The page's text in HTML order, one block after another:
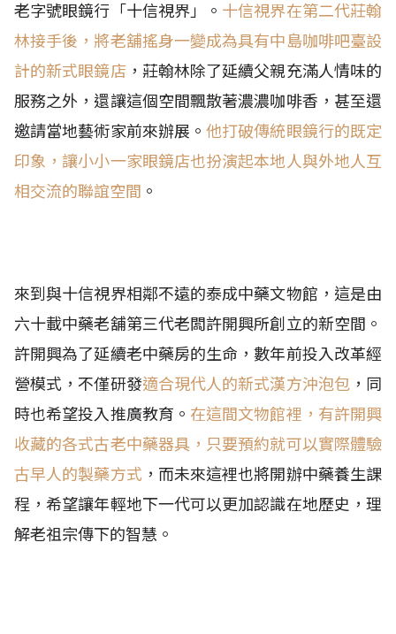
老字號眼鏡行「十信視界」。 十信視界在第二代莊翰
林接手後，將老舖搖身一變成為具有中島咖啡吧臺設
計的新式眼鏡店，莊翰林除了延續父親充滿人情味的
服務之外，還讓這個空間飄散著濃濃咖啡香，甚至還
邀請當地藝術家前來辦展。他打破傳統眼鏡行的既定
印象，讓小小一家眼鏡店也扮演起本地人與外地人互
相交流的聯誼空間 。
來到與十信視界相鄰不遠的泰成中藥文物館，這是由
六十載中藥老舖第三代老闆許開興所創立的新空間。
許開興為了延續老中藥房的生命，數年前投入改革經
營模式，不僅研發適合現代人的新式漢方沖泡包，同
時也希望投入推廣教育。 在這間文物館裡，有許開興
收藏的各式古老中藥器具，只要預約就可以實際體驗
古早人的製藥方式 ，而未來這裡也將開辦中藥養生課
程，希望讓年輕地下一代可以更加認識在地歷史，理
解老祖宗傳下的智慧。